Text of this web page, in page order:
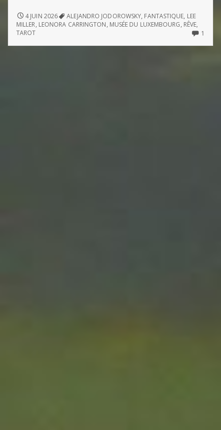
LEONORA
CARRINGTON
4 JUIN 2026 ALEJANDRO JODOROWSKY, FANTASTIQUE, LEE
MILLER, LEONORA CARRINGTON, MUSÉE DU LUXEMBOURG, RÊVE,
TAROT
1